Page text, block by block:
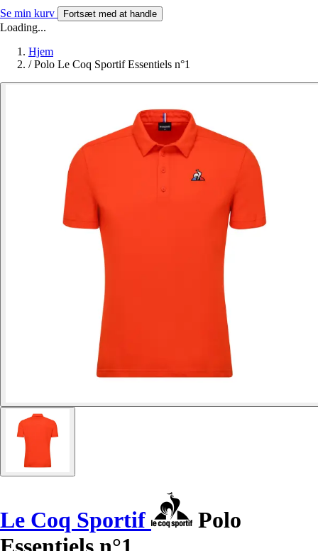
Se min kurv Fortsæt med at handle
Loading...
Hjem
/ Polo Le Coq Sportif Essentiels n°1
Le Coq Sportif
Polo